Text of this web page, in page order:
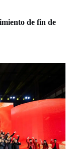
de fin de